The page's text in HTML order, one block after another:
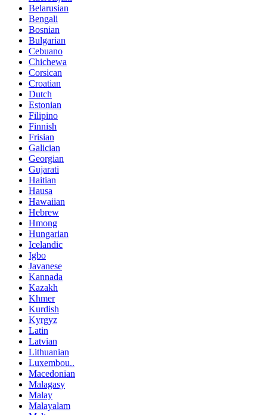
Belarusian
Bengali
Bosnian
Bulgarian
Cebuano
Chichewa
Corsican
Croatian
Dutch
Estonian
Filipino
Finnish
Frisian
Galician
Georgian
Gujarati
Haitian
Hausa
Hawaiian
Hebrew
Hmong
Hungarian
Icelandic
Igbo
Javanese
Kannada
Kazakh
Khmer
Kurdish
Kyrgyz
Latin
Latvian
Lithuanian
Luxembou..
Macedonian
Malagasy
Malay
Malayalam